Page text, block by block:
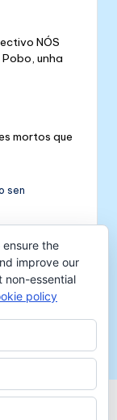
NÓS
unha
mortos que
sen
e celtismo
Colectivo
a
the
improve our
non-essential
policy